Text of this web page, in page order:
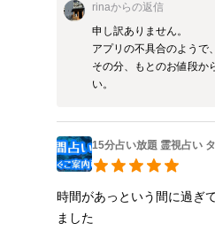
rinaからの返信
申し訳ありません。
アプリの不具合のようで
その分、もとのお値段か
い。
15分占い放題 霊視占い
時間があっという間に過ぎ
ました